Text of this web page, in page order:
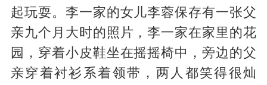
起玩耍。李一家的女儿李蓉保存有一张父
亲九个月大时的照片，李一家在家里的花
园，穿着小皮鞋坐在摇摇椅中，旁边的父
亲穿着衬衫系着领带，两人都笑得很灿